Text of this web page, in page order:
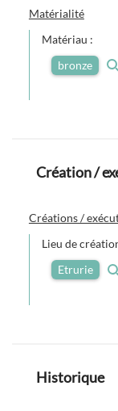
Matérialité
Matériau :
bronze
Création /
Créations /
Lieu de
Etrurie
Historique